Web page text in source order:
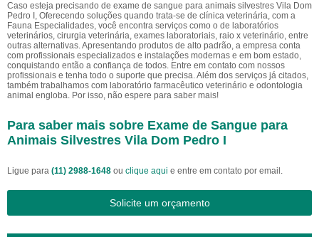
Caso esteja precisando de exame de sangue para animais silvestres Vila Dom
Pedro I, Oferecendo soluções quando trata-se de clínica veterinária, com a
Fauna Especialidades, você encontra serviços como o de laboratórios
veterinários, cirurgia veterinária, exames laboratoriais, raio x veterinário, entre
outras alternativas. Apresentando produtos de alto padrão, a empresa conta
com profissionais especializados e instalações modernas e em bom estado,
conquistando então a confiança de todos. Entre em contato com nossos
profissionais e tenha todo o suporte que precisa. Além dos serviços já citados,
também trabalhamos com laboratório farmacêutico veterinário e odontologia
animal engloba. Por isso, não espere para saber mais!
Para saber mais sobre Exame de Sangue para
Animais Silvestres Vila Dom Pedro I
Ligue para (11) 2988-1648 ou clique aqui e entre em contato por email.
Solicite um orçamento